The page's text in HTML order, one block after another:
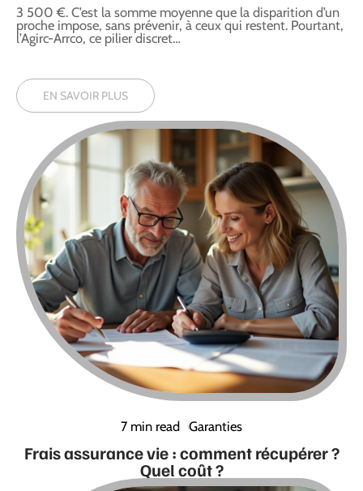
3 500 €. C’est la somme moyenne que la disparition d’un
proche impose, sans prévenir, à ceux qui restent. Pourtant,
l’Agirc-Arrco, ce pilier discret…
EN SAVOIR PLUS
7 min read Garanties
Frais assurance vie : comment récupérer ?
Quel coût ?